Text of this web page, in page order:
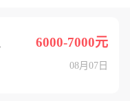
6000-7000元
08月07日